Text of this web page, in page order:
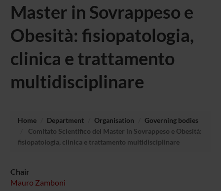
Master in Sovrappeso e
Obesità: fisiopatologia,
clinica e trattamento
multidisciplinare
Home Department Organisation
Governing bodies
Comitato Scientifico del Master in Sovrappeso e Obesità:
fisiopatologia, clinica e trattamento multidisciplinare
Chair
Mauro Zamboni